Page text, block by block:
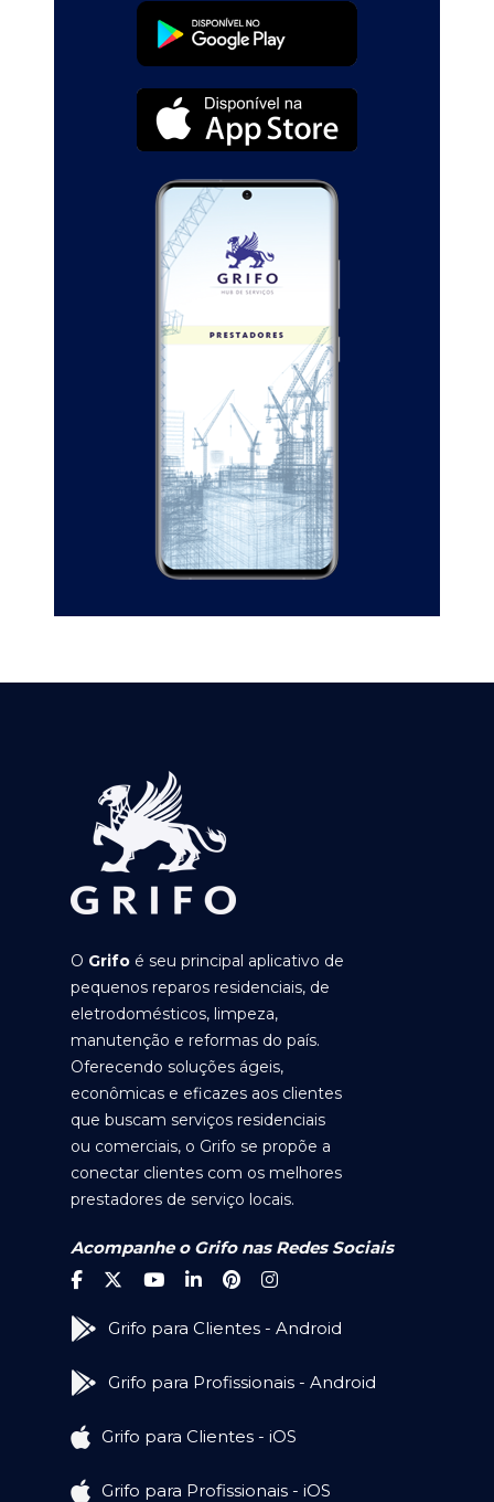
O Grifo é seu principal aplicativo de
pequenos reparos residenciais, de
eletrodomésticos, limpeza,
manutenção e reformas do país.
Oferecendo soluções ágeis,
econômicas e eficazes aos clientes
que buscam serviços residenciais
ou comerciais, o Grifo se propõe a
conectar clientes com os melhores
prestadores de serviço locais.
Acompanhe o Grifo nas Redes Sociais
Grifo para Clientes - Android
Grifo para Profissionais - Android
Grifo para Clientes - iOS
Grifo para Profissionais - iOS